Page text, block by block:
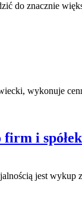
do znacznie
wykonuje
firm i spółek
jest wykup